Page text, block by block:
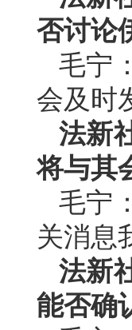
否讨论
毛宁
会及时
法新
将与其
毛宁
关消息
法新
能否确